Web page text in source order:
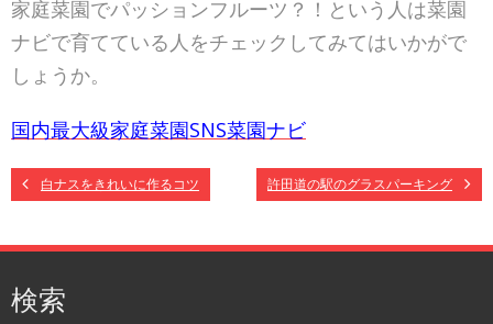
家庭菜園でパッションフルーツ？！という人は菜園
ナビで育てている人をチェックしてみてはいかがで
しょうか。
国内最大級家庭菜園SNS菜園ナビ
白ナスをきれいに作るコツ 許田道の駅のグラスパーキング
検索